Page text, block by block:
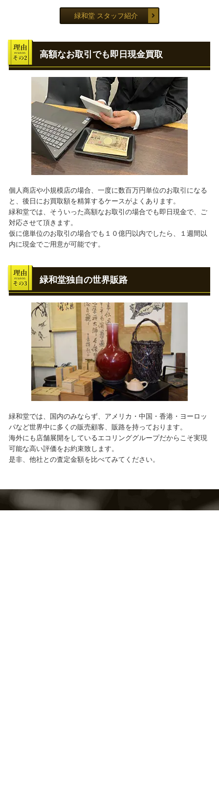
緑和堂 スタッフ紹介
高額なお取引でも即日現金買取
個人商店や小規模店の場合、一度に数百万円単位のお取引になる
と、後日にお買取額を精算するケースがよくあります。
緑和堂では、そういった高額なお取引の場合でも即日現金で、ご
対応させて頂きます。
仮に億単位のお取引の場合でも１０億円以内でしたら、１週間以
内に現金でご用意が可能です。
緑和堂独自の世界販路
緑和堂では、国内のみならず、アメリカ・中国・香港・ヨーロッ
パなど世界中に多くの販売顧客、販路を持っております。
海外にも店舗展開をしているエコリンググループだからこそ実現
可能な高い評価をお約束致します。
是非、他社との査定金額を比べてみてください。